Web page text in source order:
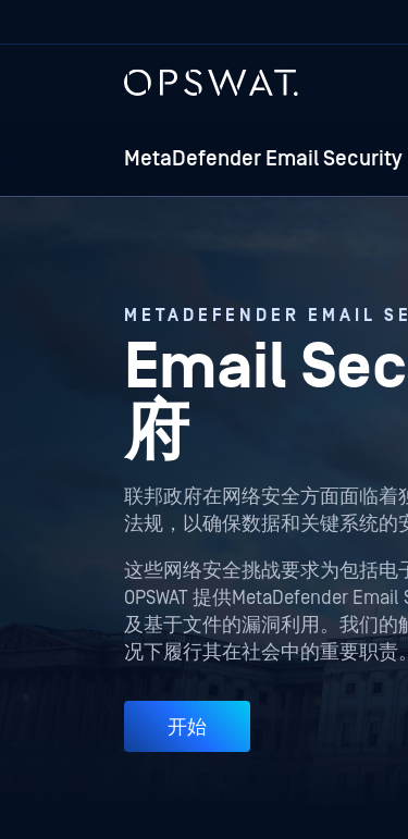
MetaDefender Email Security
METADEFENDER EMAIL
Email
府
联邦政府在网络安全方面面临着
法规，以确保数据和关键系统的
这些网络安全挑战要求为包括电
OPSWAT 提供MetaDefender
及基于文件的漏洞利用。我们
况下履行其在社会中的重要职责。
开始